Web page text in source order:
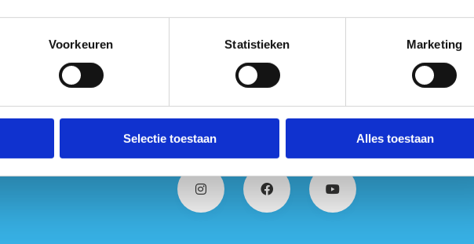
Voorkeuren Statistieken Marketing
Selectie toestaan Alles toestaan